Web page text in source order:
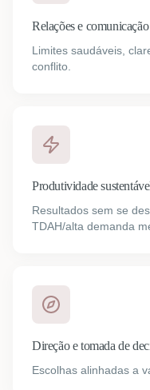
Relações e comunicação
Limites saudáveis,
conflito.
Produtividade
Resultados sem se
TDAH/alta demanda
Direção e tomada de
Escolhas alinhadas a